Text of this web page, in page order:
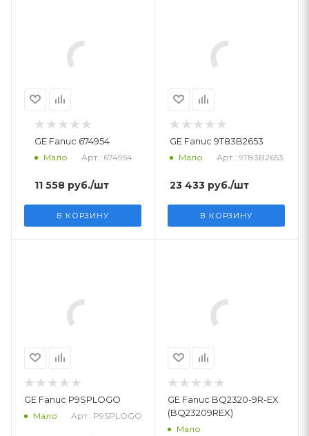
GE Fanuc 674954
Мало Арт.: 674954
11 558руб./шт
В КОРЗИНУ
GE Fanuc 9T83B2653
Мало Арт.: 9T83B2653
23 433 руб./шт
В КОРЗИНУ
GE Fanuc P9SPLOGO
Мало Арт.: P9SPLOGO
GE Fanuc BQ2320-9R-EX
(BQ23209REX)
Мало